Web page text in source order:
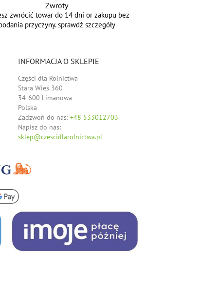
Zwroty
zwrócić towar do 14 dni or zakupu bez
przyczyny. sprawdź szczegóły
INFORMACJA O SKLEPIE
Części dla Rolnictwa
Stara Wieś 360
34-600 Limanowa
Polska
Zadzwoń do nas: +48 533012703
Napisz do nas:
sklep@czescidlarolnictwa.pl